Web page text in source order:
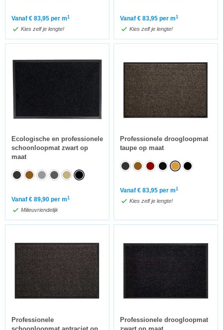
Vanaf € 83,95 per m1
Kies zelf je lengte!
Vanaf € 83,95 per m1
Kies zelf je lengte!
Ecologische en professionele
schoonloopmat zwart op
maat
Vanaf € 89,90 per m1
Milieuvriendelijk
Professionele droogloopmat
taupe op maat
Vanaf € 83,95 per m1
Kies zelf je lengte!
Professionele
Professionele droogloopmat